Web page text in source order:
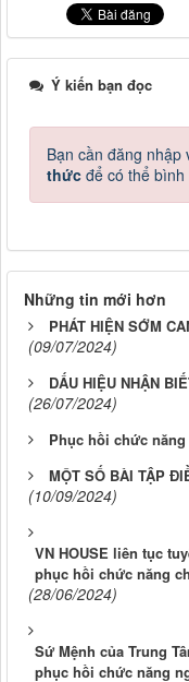
Ý kiến bạn đọc
Bạn cần đăng nhập
thức để có thể bình
Những tin mới hơn
PHÁT HIỆN SỚM
(09/07/2024)
DẤU HIỆU NHẬN
(26/07/2024)
Phục hồi chức
MỘT SỐ BÀI TẬP
(10/09/2024)
VN HOUSE liên tục
phục hồi chức năng
(28/06/2024)
Sứ Mệnh của Trung
phục hồi chức năng